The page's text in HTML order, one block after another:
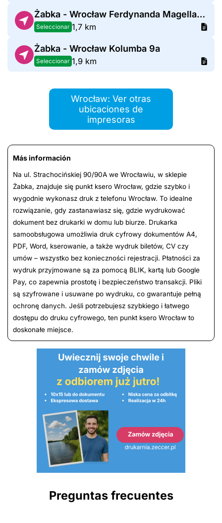
Żabka - Wrocław Ferdynanda Magellana 14a
Seleccionar 1,7 km
Żabka - Wrocław Kolumba 9a
Seleccionar 1,9 km
Wrocław: Ver otras
ubicaciones de
impresoras
Más información
Na ul. Strachocińskiej 90/90A we Wrocławiu, w sklepie
Żabka, znajduje się punkt ksero Wrocław, gdzie szybko i
wygodnie wykonasz druk z telefonu Wrocław. To idealne
rozwiązanie, gdy zastanawiasz się, gdzie wydrukować
dokument bez drukarki w domu lub biurze. Drukarka
samoobsługowa umożliwia druk cyfrowy dokumentów A4,
PDF, Word, kserowanie, a także wydruk biletów, CV czy
umów – wszystko bez konieczności rejestracji. Płatności za
wydruk przyjmowane są za pomocą BLIK, kartą lub Google
Pay, co zapewnia prostotę i bezpieczeństwo transakcji. Pliki
są szyfrowane i usuwane po wydruku, co gwarantuje pełną
ochronę danych. Jeśli potrzebujesz szybkiego i łatwego
dostępu do druku cyfrowego, ten punkt ksero Wrocław to
doskonałe miejsce.
Preguntas frecuentes